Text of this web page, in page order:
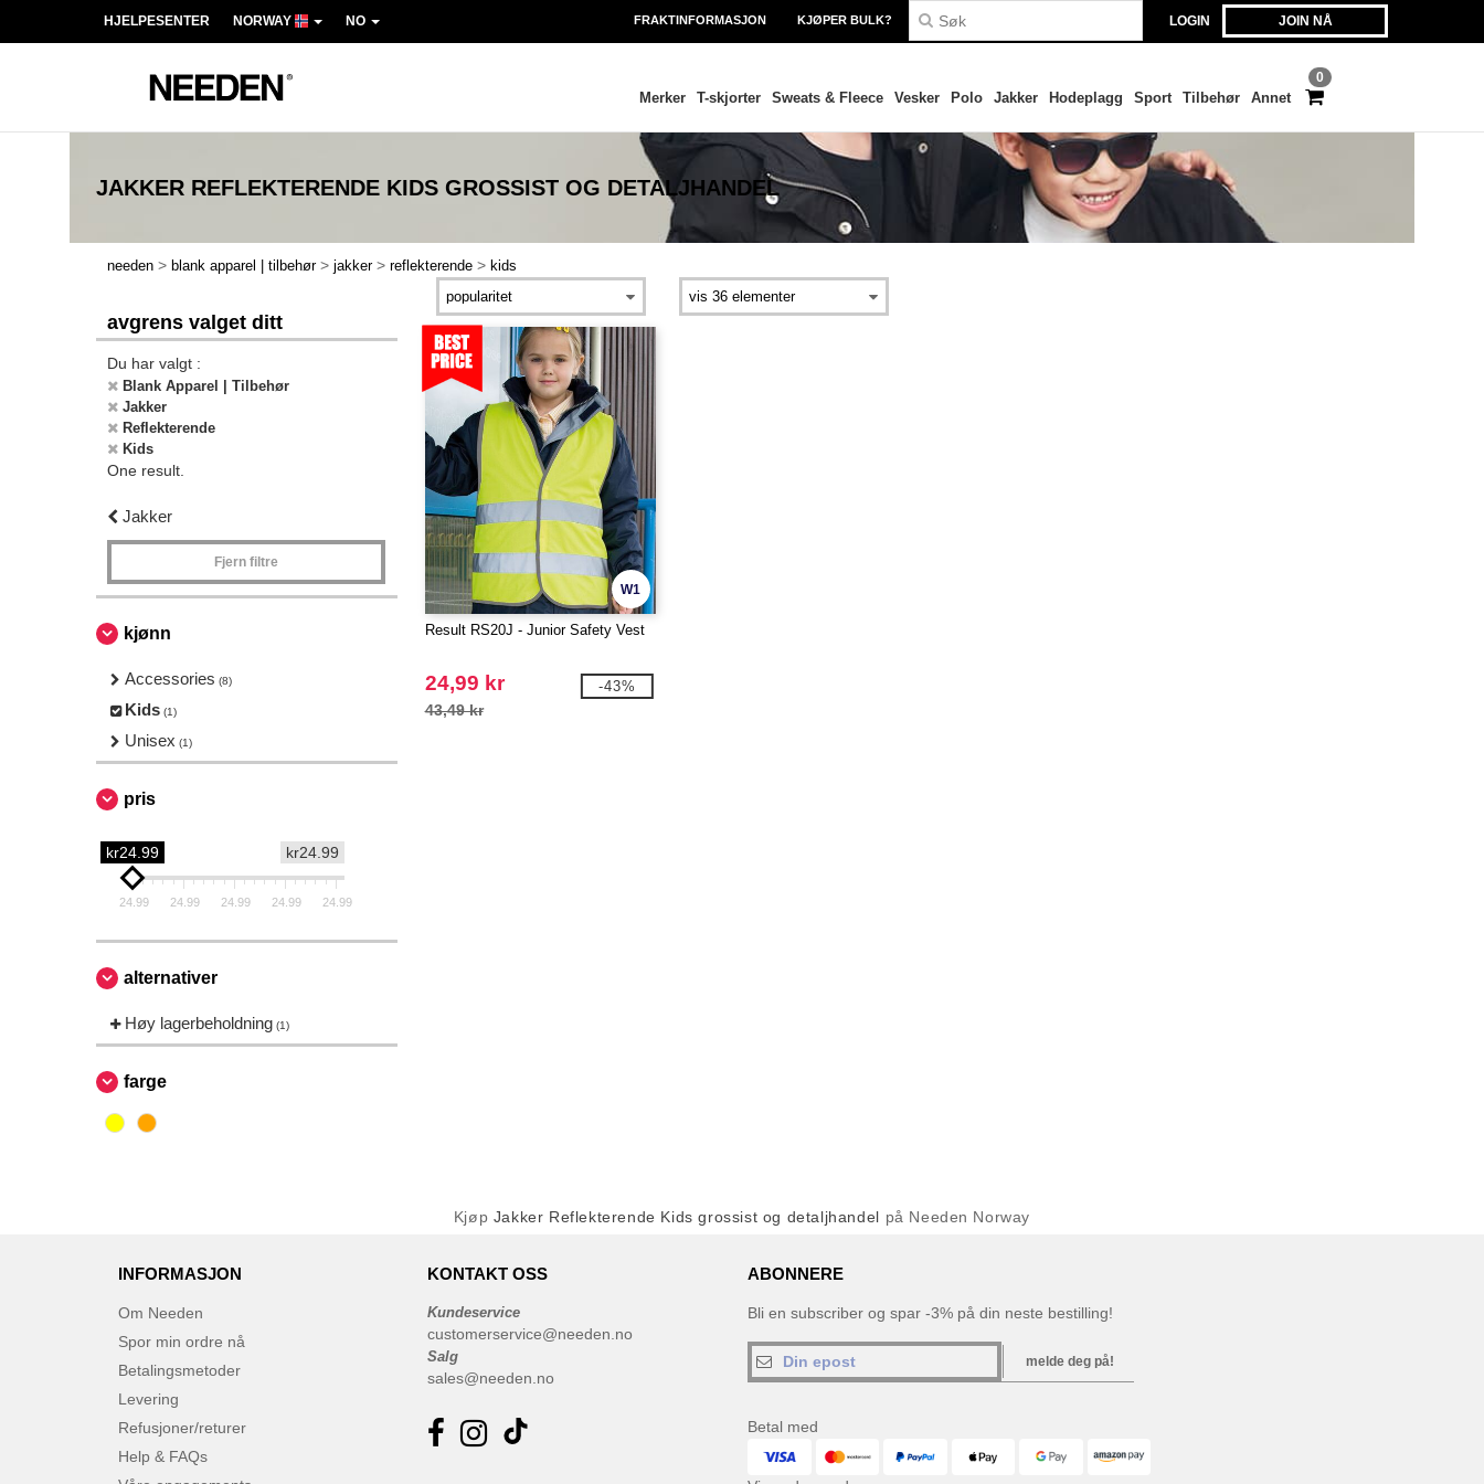
LOGIN JOIN NÅ
HJELPESENTER NORWAY NO FRAKTINFORMASJON KJØPER BULK?
0
Merker T-skjorter Sweats & Fleece Vesker Polo Jakker Hodeplagg Sport Tilbehør Annet
JAKKER REFLEKTERENDE KIDS GROSSIST OG DETALJHANDEL
needen > blank apparel | tilbehør > jakker > reflekterende > kids
avgrens valget ditt
Du har valgt :
Blank Apparel | Tilbehør
Jakker
Reflekterende
Kids
One result.
Jakker
Fjern filtre
kjønn
Accessories (8)
Kids (1)
Unisex (1)
pris
kr24.99
kr24.99
24.99 24.99 24.99 24.99 24.99
alternativer
Høy lagerbeholdning (1)
farge
W1
Result RS20J - Junior Safety Vest
24,99 kr
43,49 kr
-43%
Kjøp Jakker Reflekterende Kids grossist og detaljhandel på Needen Norway
INFORMASJON
Om Needen
Spor min ordre nå
Betalingsmetoder
Levering
Refusjoner/returer
Help & FAQs
KONTAKT OSS
Kundeservice
customerservice@needen.no
Salg
sales@needen.no
ABONNERE
Bli en subscriber og spar -3% på din neste bestilling!
melde deg på!
Betal med